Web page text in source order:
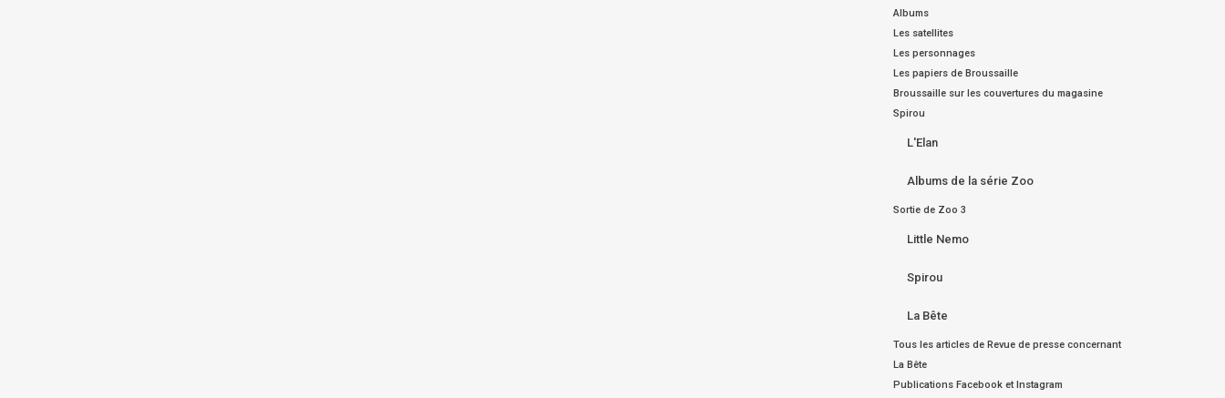
Albums
Les satellites
Les personnages
Les papiers de Broussaille
Broussaille sur les couvertures du magasine
Spirou
L'Elan
Albums de la série Zoo
Sortie de Zoo 3
Little Nemo
Spirou
La Bête
Tous les articles de Revue de presse concernant
La Bête
Publications Facebook et Instagram